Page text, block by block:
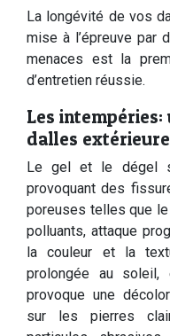
La longévité de vos
mise à l’épreuve par
menaces est la
d’entretien réussie.
Les
dalles
Le gel et le dégel
provoquant des
poreuses telles que
polluants, attaque
la couleur et la
prolongée au soleil,
provoque une
sur les pierres